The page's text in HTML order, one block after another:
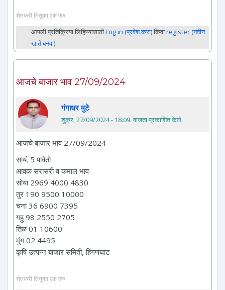
शेतकरी तितुका एक एक!
आपली प्रतिक्रिया लिहिण्यासाठीLog in (प्रवेश करा)किंवाregister (नवीन
खाते बनवा)
आजचे बाजार भाव 27/09/2024
गंगाधर मुटे
शुक्र, 27/09/2024 - 18:09. वाजता प्रकाशित केले.
आजचे बाजार भाव 27/09/2024
सायं. 5 पावेतो
आवक सरासरी व कमाल भाव
सोया 2969 4000 4830
तुर 190 9500 10000
चना 36 6900 7395
गहु 98 2550 2705
तिळ 01 10600
मुंग 02 4495
कृषि उत्पन्न बाजार समिती, हिंगणघाट
शेतकरी तितुका एक एक!